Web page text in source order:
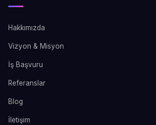
Hakkımızda
Vizyon & Misyon
İş Başvuru
Referanslar
Blog
İletişim